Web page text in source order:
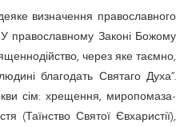
визначення православного
У православному Законі Божому
через яке таємно,
благодать Святаго Духа”.
сім: хрещення, миропомаза­
(Таїнство Святої Євхаристії),